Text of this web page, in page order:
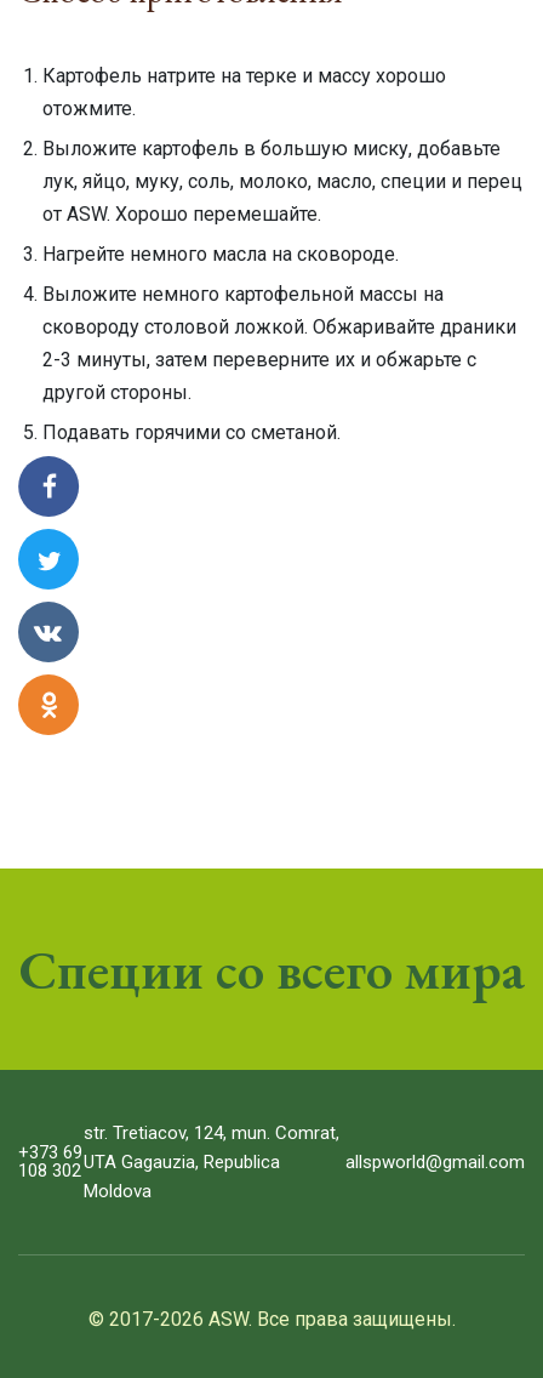
Картофель натрите на терке и массу хорошо
отожмите.
Выложите картофель в большую миску, добавьте
лук, яйцо, муку, соль, молоко, масло, специи и перец
от ASW. Хорошо перемешайте.
Нагрейте немного масла на сковороде.
Выложите немного картофельной массы на
сковороду столовой ложкой. Обжаривайте драники
2-3 минуты, затем переверните их и обжарьте с
другой стороны.
Подавать горячими со сметаной.
Специи со всего мира
+373 69
108 302
str. Tretiacov, 124, mun. Comrat,
UTA Gagauzia, Republica
Moldova
allspworld@gmail.com
© 2017-2026 ASW. Все права защищены.